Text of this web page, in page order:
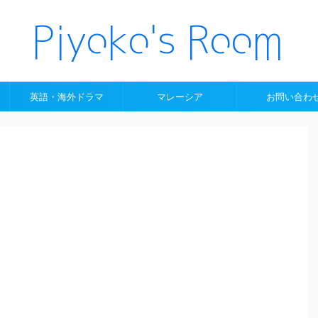
英語・海外ドラマ マレーシア お問い合わ